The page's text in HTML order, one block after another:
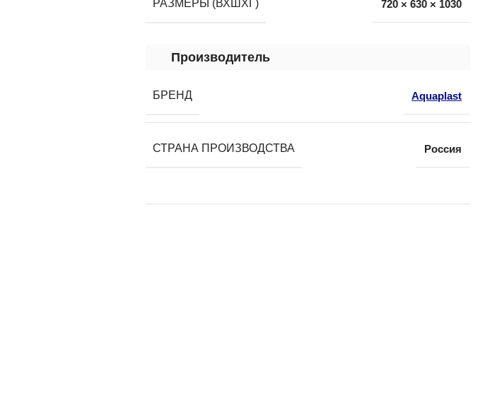
РАЗМЕРЫ (ВХШХГ) 720 × 630 × 1030
Производитель
БРЕНД Aquaplast
СТРАНА ПРОИЗВОДСТВА Россия